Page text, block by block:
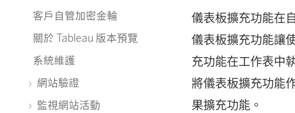
客戶自管加密金輪
關於 Tableau 版本預覽
系統維護
網站驗證
監視網站活動
儀表板擴充功能在
儀表板擴充功能讓
充功能在工作表中
將儀表板擴充功能
果擴充功能。